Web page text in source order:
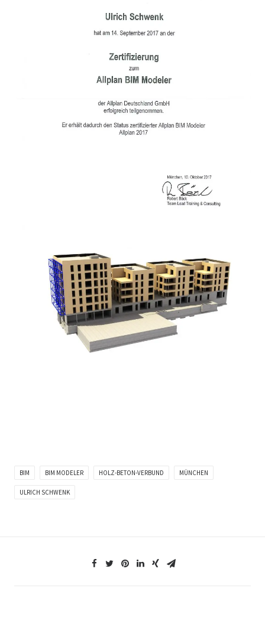
BIM BIM MODELER HOLZ-BETON-VERBUND MÜNCHEN
ULRICH SCHWENK